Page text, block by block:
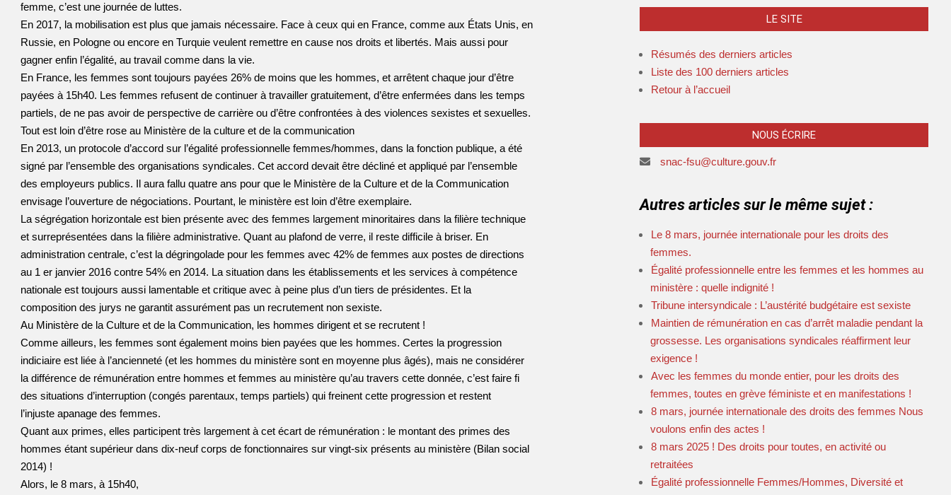
femme, c’est une journée de luttes.
En 2017, la mobilisation est plus que jamais nécessaire. Face à ceux qui en France, comme aux États Unis, en
Russie, en Pologne ou encore en Turquie veulent remettre en cause nos droits et libertés. Mais aussi pour
gagner enfin l’égalité, au travail comme dans la vie.
En France, les femmes sont toujours payées 26% de moins que les hommes, et arrêtent chaque jour d’être
payées à 15h40. Les femmes refusent de continuer à travailler gratuitement, d’être enfermées dans les temps
partiels, de ne pas avoir de perspective de carrière ou d’être confrontées à des violences sexistes et sexuelles.
Tout est loin d’être rose au Ministère de la culture et de la communication
En 2013, un protocole d’accord sur l’égalité professionnelle femmes/hommes, dans la fonction publique, a été
signé par l’ensemble des organisations syndicales. Cet accord devait être décliné et appliqué par l’ensemble
des employeurs publics. Il aura fallu quatre ans pour que le Ministère de la Culture et de la Communication
envisage l’ouverture de négociations. Pourtant, le ministère est loin d’être exemplaire.
La ségrégation horizontale est bien présente avec des femmes largement minoritaires dans la filière technique
et surreprésentées dans la filière administrative. Quant au plafond de verre, il reste difficile à briser. En
administration centrale, c’est la dégringolade pour les femmes avec 42% de femmes aux postes de directions
au 1 er janvier 2016 contre 54% en 2014. La situation dans les établissements et les services à compétence
nationale est toujours aussi lamentable et critique avec à peine plus d’un tiers de présidentes. Et la
composition des jurys ne garantit assurément pas un recrutement non sexiste.
Au Ministère de la Culture et de la Communication, les hommes dirigent et se recrutent !
Comme ailleurs, les femmes sont également moins bien payées que les hommes. Certes la progression
indiciaire est liée à l’ancienneté (et les hommes du ministère sont en moyenne plus âgés), mais ne considérer
la différence de rémunération entre hommes et femmes au ministère qu’au travers cette donnée, c’est faire fi
des situations d’interruption (congés parentaux, temps partiels) qui freinent cette progression et restent
l’injuste apanage des femmes.
Quant aux primes, elles participent très largement à cet écart de rémunération : le montant des primes des
hommes étant supérieur dans dix-neuf corps de fonctionnaires sur vingt-six présents au ministère (Bilan social
2014) !
Alors, le 8 mars, à 15h40,
LE SITE
Résumés des derniers articles
Liste des 100 derniers articles
Retour à l’accueil
NOUS ÉCRIRE
snac-fsu@culture.gouv.fr
Autres articles sur le même sujet :
Le 8 mars, journée internationale pour les droits des
femmes.
Égalité professionnelle entre les femmes et les hommes au
ministère : quelle indignité !
Tribune intersyndicale : L’austérité budgétaire est sexiste
Maintien de rémunération en cas d’arrêt maladie pendant la
grossesse. Les organisations syndicales réaffirment leur
exigence !
Avec les femmes du monde entier, pour les droits des
femmes, toutes en grève féministe et en manifestations !
8 mars, journée internationale des droits des femmes Nous
voulons enfin des actes !
8 mars 2025 ! Des droits pour toutes, en activité ou
retraitées
Égalité professionnelle Femmes/Hommes, Diversité et